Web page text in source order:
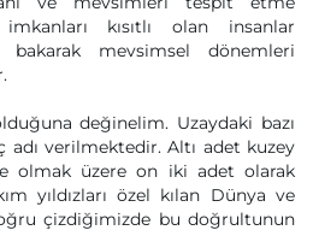
kısıtlı olan insanlar
bakarak mevsimsel dönemleri
değinelim. Uzaydaki bazı
adı verilmektedir. Altı adet kuzey
olmak üzere on iki adet olarak
yıldızları özel kılan Dünya ve
çizdiğimizde bu doğrultunun